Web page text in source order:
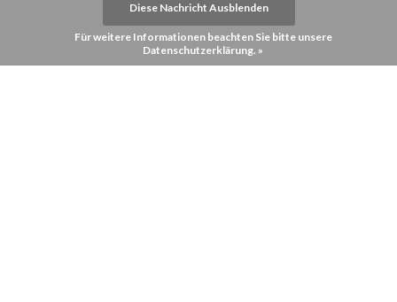
Diese Nachricht Ausblenden
Für weitere Informationen beachten Sie bitte unsere
Datenschutzerklärung. »